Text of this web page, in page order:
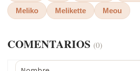
Meliko Melikette Meou
COMENTARIOS (0)